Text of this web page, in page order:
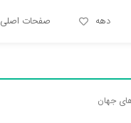
دهه صفحات اصلی
جهان